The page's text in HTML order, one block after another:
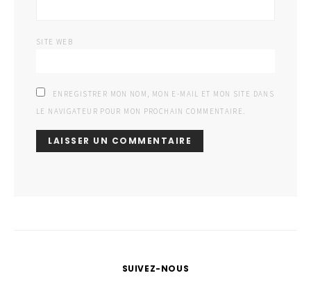
SITE WEB
ENREGISTRER MON NOM, MON E-MAIL ET MON SITE DANS
LE NAVIGATEUR POUR MON PROCHAIN COMMENTAIRE.
SUIVEZ-NOUS